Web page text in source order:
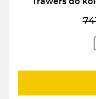
Trawers do